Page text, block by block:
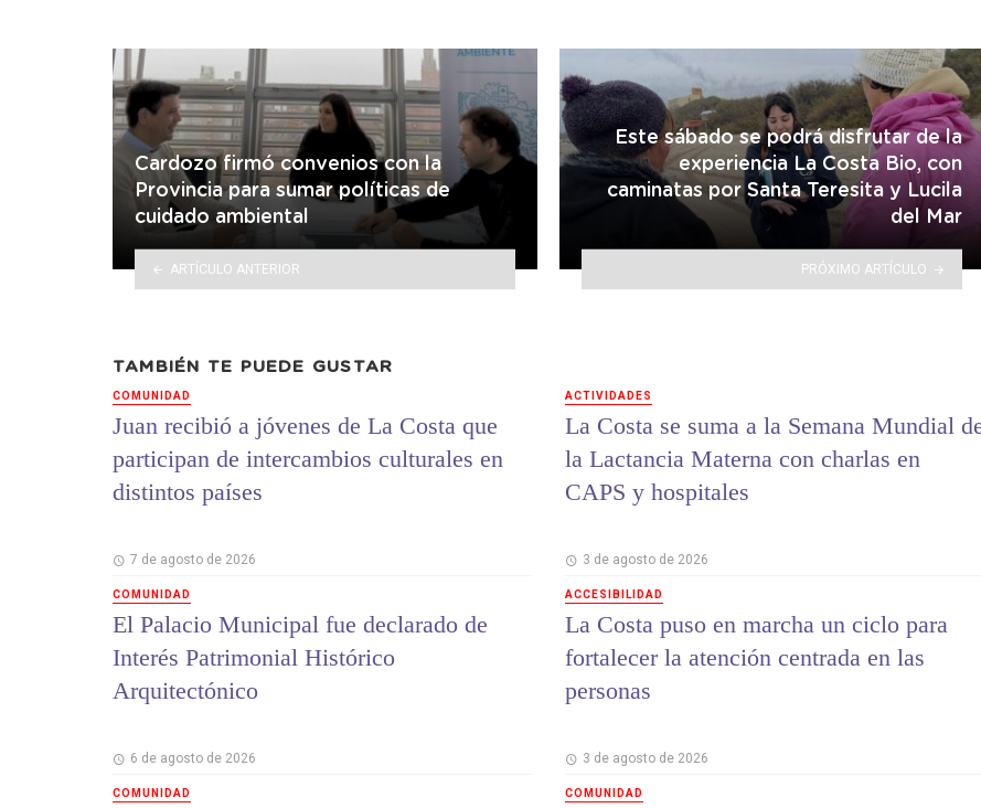
Cardozo firmó convenios con la
Provincia para sumar políticas de
cuidado ambiental
ARTÍCULO ANTERIOR
Este sábado se podrá disfrutar de la
experiencia La Costa Bio, con
caminatas por Santa Teresita y Lucila
del Mar
PRÓXIMO ARTÍCULO
TAMBIÉN TE PUEDE GUSTAR
COMUNIDAD
Juan recibió a jóvenes de La Costa que
participan de intercambios culturales en
distintos países
7 de agosto de 2026
COMUNIDAD
El Palacio Municipal fue declarado de
Interés Patrimonial Histórico
Arquitectónico
6 de agosto de 2026
COMUNIDAD
ACTIVIDADES
La Costa se suma a la Semana Mundial
la Lactancia Materna con charlas en
CAPS y hospitales
3 de agosto de 2026
ACCESIBILIDAD
La Costa puso en marcha un ciclo para
fortalecer la atención centrada en las
personas
3 de agosto de 2026
COMUNIDAD